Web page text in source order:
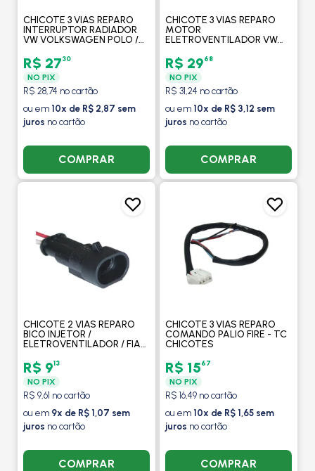
CHICOTE 3 VIAS REPARO
INTERRUPTOR RADIADOR
VW VOLKSWAGEN POLO /
R$ 2730
NO PIX
R$ 28,74 no cartão
ou em 10x de R$ 2,87 sem
juros no cartão
COMPRAR
CHICOTE 3 VIAS REPARO
MOTOR
ELETROVENTILADOR VW
GOLF / BORA / PASSAT /
SPACE FOX / SAVEIRO - TC
CHICOTES
R$ 2968
NO PIX
R$ 31,24 no cartão
ou em 10x de R$ 3,12 sem
juros no cartão
COMPRAR
CHICOTE 2 VIAS REPARO
BICO INJETOR /
ELETROVENTILADOR / FIAT
- TC CHICOTES
R$ 913
NO PIX
R$ 9,61 no cartão
ou em 9x de R$ 1,07 sem
juros no cartão
COMPRAR
CHICOTE 3 VIAS REPARO
COMANDO PALIO FIRE - TC
CHICOTES
R$ 1567
NO PIX
R$ 16,49 no cartão
ou em 10x de R$ 1,65 sem
juros no cartão
COMPRAR